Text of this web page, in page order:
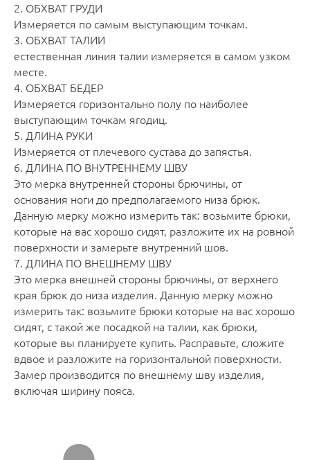
2. ОБХВАТ ГРУДИ
Измеряется по самым выступающим точкам.
3. ОБХВАТ ТАЛИИ
естественная линия талии измеряется в самом узком
месте.
4. ОБХВАТ БЕДЕР
Измеряется горизонтально полу по наиболее
выступающим точкам ягодиц.
5. ДЛИНА РУКИ
Измеряется от плечевого сустава до запястья.
6. ДЛИНА ПО ВНУТРЕННЕМУ ШВУ
Это мерка внутренней стороны брючины, от
основания ноги до предполагаемого низа брюк.
Данную мерку можно измерить так: возьмите брюки,
которые на вас хорошо сидят, разложите их на ровной
поверхности и замерьте внутренний шов.
7. ДЛИНА ПО ВНЕШНЕМУ ШВУ
Это мерка внешней стороны брючины, от верхнего
края брюк до низа изделия. Данную мерку можно
измерить так: возьмите брюки которые на вас хорошо
сидят, с такой же посадкой на талии, как брюки,
которые вы планируете купить. Расправьте, сложите
вдвое и разложите на горизонтальной поверхности.
Замер производится по внешнему шву изделия,
включая ширину пояса.